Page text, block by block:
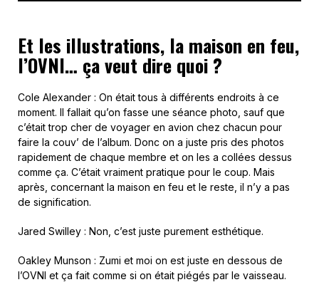
Et les illustrations, la maison en feu,
l’OVNI… ça veut dire quoi ?
Cole Alexander : On était tous à différents endroits à ce
moment. Il fallait qu’on fasse une séance photo, sauf que
c’était trop cher de voyager en avion chez chacun pour
faire la couv’ de l’album. Donc on a juste pris des photos
rapidement de chaque membre et on les a collées dessus
comme ça. C’était vraiment pratique pour le coup. Mais
après, concernant la maison en feu et le reste, il n’y a pas
de signification.
Jared Swilley : Non, c’est juste purement esthétique.
Oakley Munson : Zumi et moi on est juste en dessous de
l’OVNI et ça fait comme si on était piégés par le vaisseau.